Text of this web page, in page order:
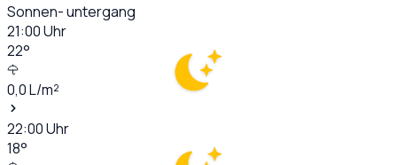
Sonnen- untergang
21:00Uhr
22°
0,0L/m²
22:00Uhr
18°